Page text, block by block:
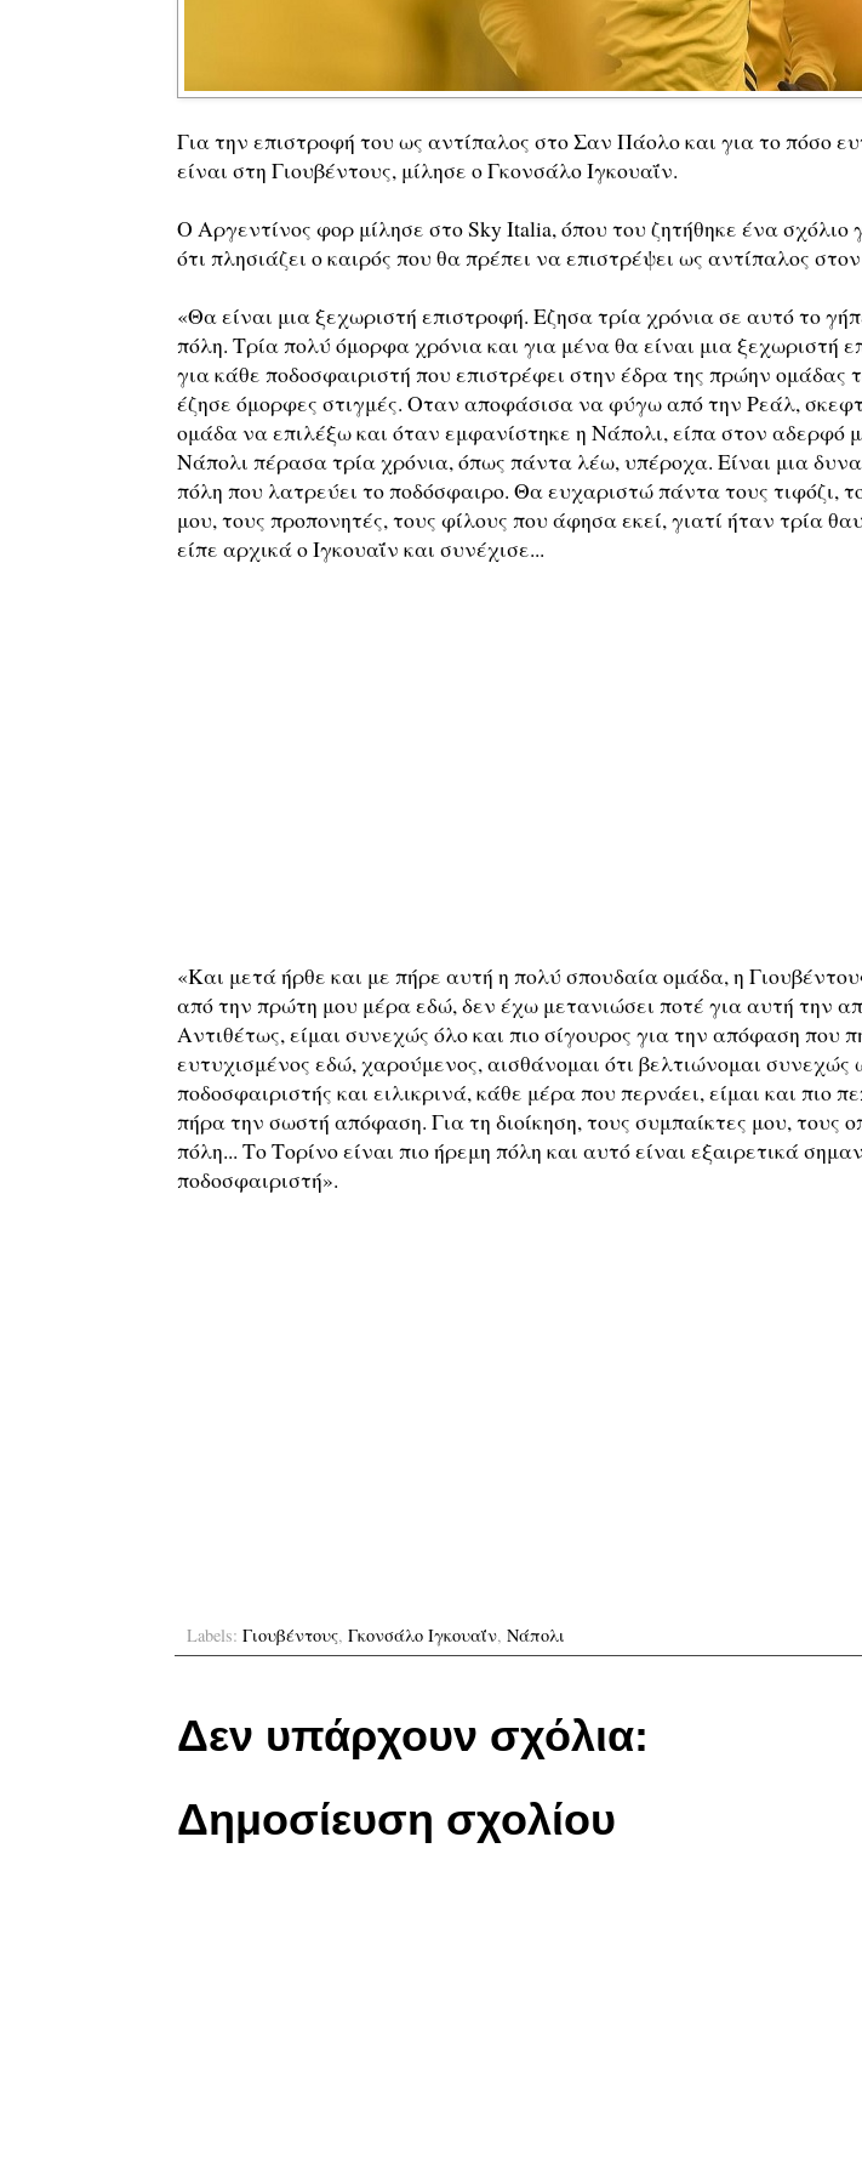
Για την επιστροφή του ως αντίπαλος στο Σαν Πάολο και για το πόσο
είναι στη Γιουβέντους, μίλησε ο Γκονσάλο Ιγκουαΐν.
Ο Αργεντίνος φορ μίλησε στο Sky Italia, όπου του ζητήθηκε ένα σχόλιο
ότι πλησιάζει ο καιρός που θα πρέπει να επιστρέψει ως αντίπαλος
«Θα είναι μια ξεχωριστή επιστροφή. Εζησα τρία χρόνια σε αυτό το
πόλη. Τρία πολύ όμορφα χρόνια και για μένα θα είναι μια ξεχωριστή
για κάθε ποδοσφαιριστή που επιστρέφει στην έδρα της πρώην ομάδας
έζησε όμορφες στιγμές. Οταν αποφάσισα να φύγω από την Ρεάλ,
ομάδα να επιλέξω και όταν εμφανίστηκε η Νάπολι, είπα στον αδερφό
Νάπολι πέρασα τρία χρόνια, όπως πάντα λέω, υπέροχα. Είναι μια
πόλη που λατρεύει το ποδόσφαιρο. Θα ευχαριστώ πάντα τους τιφόζι,
μου, τους προπονητές, τους φίλους που άφησα εκεί, γιατί ήταν τρία
είπε αρχικά ο Ιγκουαΐν και συνέχισε...
«Και μετά ήρθε και με πήρε αυτή η πολύ σπουδαία ομάδα, η
από την πρώτη μου μέρα εδώ, δεν έχω μετανιώσει ποτέ για αυτή την
Αντιθέτως, είμαι συνεχώς όλο και πιο σίγουρος για την απόφαση που
ευτυχισμένος εδώ, χαρούμενος, αισθάνομαι ότι βελτιώνομαι συνεχώς
ποδοσφαιριστής και ειλικρινά, κάθε μέρα που περνάει, είμαι και πιο
πήρα την σωστή απόφαση. Για τη διοίκηση, τους συμπαίκτες μου, τους
πόλη... Το Τορίνο είναι πιο ήρεμη πόλη και αυτό είναι εξαιρετικά
ποδοσφαιριστή».
Labels: Γιουβέντους, Γκονσάλο Ιγκουαΐν, Νάπολι
Δεν υπάρχουν σχόλια:
Δημοσίευση σχολίου